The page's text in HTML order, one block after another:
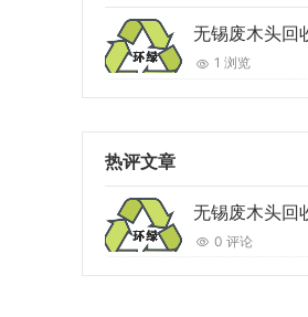
1 浏览
热评文章
0 评论